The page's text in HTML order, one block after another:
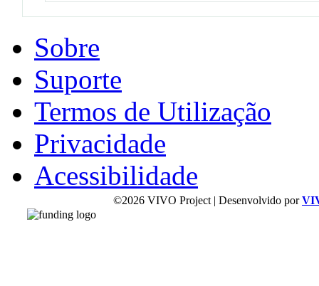
Sobre
Suporte
Termos de Utilização
Privacidade
Acessibilidade
©2026 VIVO Project | Desenvolvido por